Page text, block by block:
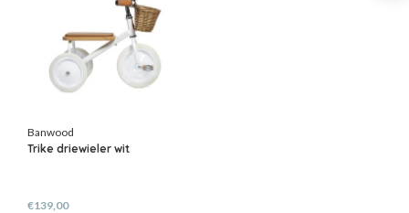
Banwood
Trike driewieler wit
€139,00